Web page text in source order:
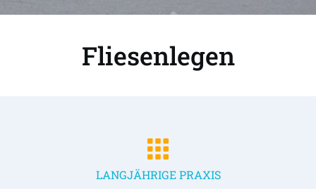
Fliesenlegen
LANGJÄHRIGE PRAXIS